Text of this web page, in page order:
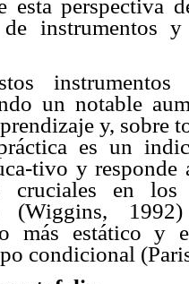
esta perspectiva
de instrumentos
un notable
y, sobre
es un
tivo y responde
cruciales en los
(Wiggins,
más estático y
condicional